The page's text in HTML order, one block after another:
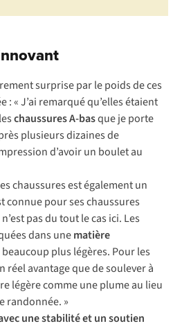
surprise par le poids de ces
: « J’ai remarqué qu’elles étaient
chaussures A-basque je porte
plusieurs dizaines de
d’avoir un boulet au
chaussures est également un
connue pour ses chaussures
pas du tout le cas ici. Les
dans unematière
plus légères. Pour les
réel avantage que de soulever à
légère comme une plume au lieu
randonnée. »
une stabilité et un soutien